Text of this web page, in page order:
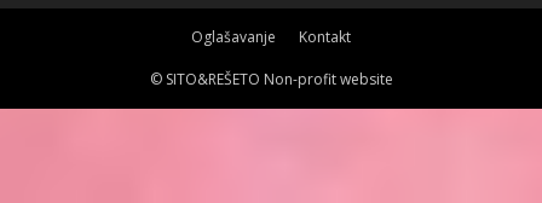
Oglašavanje Kontakt
© SITO&REŠETO Non-profit website